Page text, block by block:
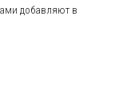
добавляют в